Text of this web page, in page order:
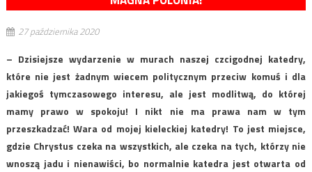
27 października 2020
– Dzisiejsze wydarzenie w murach naszej czcigodnej katedry,
które nie jest żadnym wiecem politycznym przeciw komuś i dla
jakiegoś tymczasowego interesu, ale jest modlitwą, do której
mamy prawo w spokoju! I nikt nie ma prawa nam w tym
przeszkadzać! Wara od mojej kieleckiej katedry! To jest miejsce,
gdzie Chrystus czeka na wszystkich, ale czeka na tych, którzy nie
wnoszą jadu i nienawiści, bo normalnie katedra jest otwarta od